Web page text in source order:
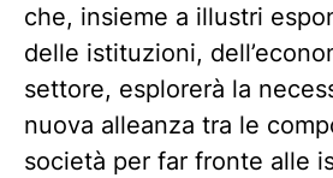
che, insieme a illustri
delle istituzioni,
settore, esplorerà la
nuova alleanza tra le
società per far fronte alle